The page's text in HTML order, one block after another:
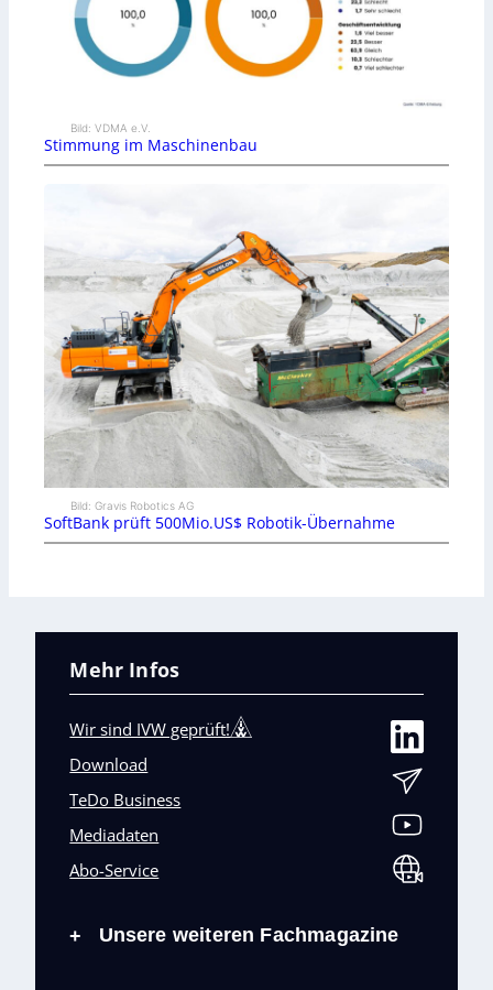
Bild: VDMA e.V.
Stimmung im Maschinenbau
Bild: Gravis Robotics AG
SoftBank prüft 500Mio.US$ Robotik-Übernahme
Mehr Infos
Wir sind IVW geprüft!
Download
TeDo Business
Mediadaten
Abo-Service
+ Unsere weiteren Fachmagazine